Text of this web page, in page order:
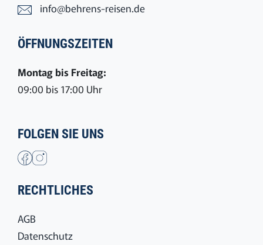
info@behrens-reisen.de
ÖFFNUNGSZEITEN
Montag bis Freitag:
09:00 bis 17:00 Uhr
FOLGEN SIE UNS
RECHTLICHES
AGB
Datenschutz